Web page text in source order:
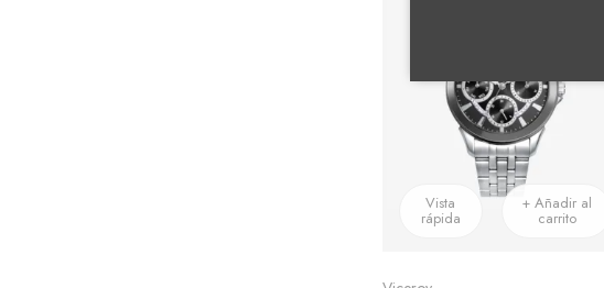
Vista
rápida
+ Añadir al
carrito